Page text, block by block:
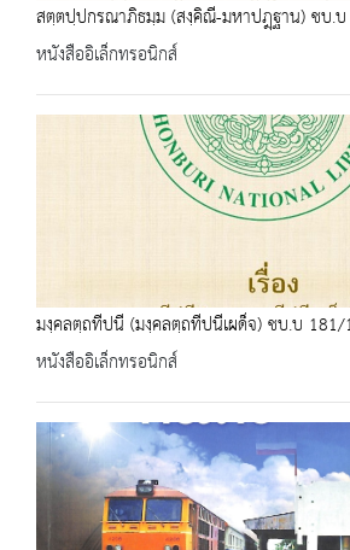
สตฺตปฺปกรณาภิธมฺม (สงฺคิณี-มหาปฎฺฐาน) ชบ.
หนังสืออิเล็กทรอนิกส์
มงฺคลตฺถทีปนี (มงฺคลตฺถทีปนีเผด็จ) ชบ.บ 181/
หนังสืออิเล็กทรอนิกส์